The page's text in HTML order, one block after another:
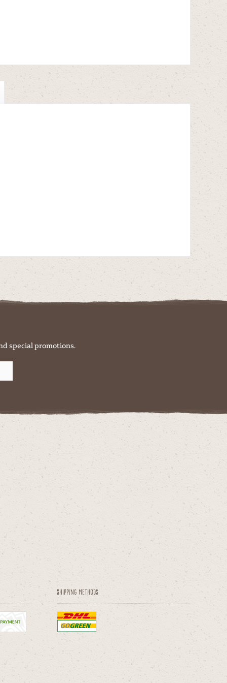
special promotions.
Shipping methods